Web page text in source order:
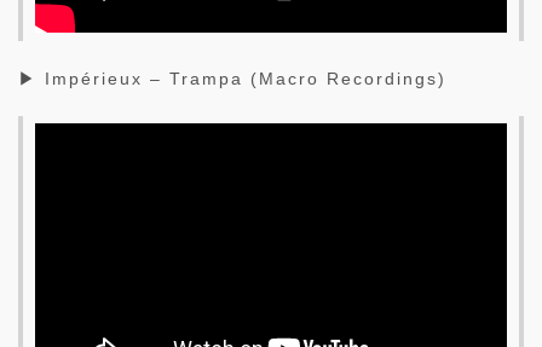
▶ Impérieux – Trampa (Macro Recordings)